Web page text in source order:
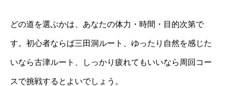
どの道を選ぶかは、あなたの体力・時間・目的次第で
す。初心者ならば三田洞ルート、ゆったり自然を感じた
いなら古津ルート、しっかり疲れてもいいなら周回コー
スで挑戦するとよいでしょう。